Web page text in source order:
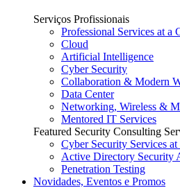
Serviços Profissionais
Professional Services at a
Cloud
Artificial Intelligence
Cyber Security
Collaboration & Modern
Data Center
Networking, Wireless &
Mentored IT Services
Featured Security Consulting
Cyber Security Services at
Active Directory Security
Penetration Testing
Novidades, Eventos e Promos